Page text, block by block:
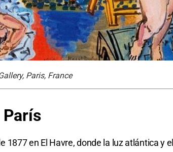
Paris, France
París
1877 en El Havre, donde la luz atlántica y